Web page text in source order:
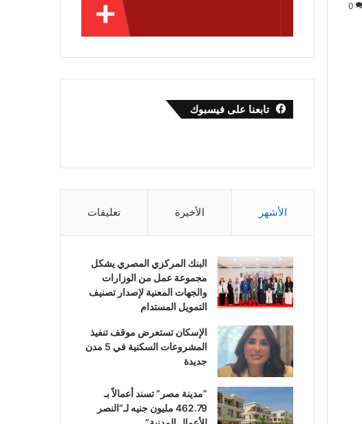
0
تابعنا على فيسبوك
الأشهر الأخيرة تعليقات
البنك المركزي المصري يشكل
مجموعة عمل من الوزارات
والجهات المعنية لإصدار تصنيف
التمويل المستدام
الإسكان تستعرض موقف تنفيذ
المشروعات السكنية في 5 مدن
جديدة
“مدينة مصر” تسند أعمالاً بـ
462.79 مليون جنيه لـ”النصر